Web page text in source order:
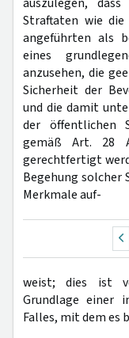
Straftaten wie
angeführten als
eines
anzusehen, die
Sicherheit der
und die damit
der öffentlichen
gemäß Art. 28
gerechtfertigt
Begehung solcher
Merkmale auf-
weist; dies ist
Grundlage einer
Falles, mit dem es